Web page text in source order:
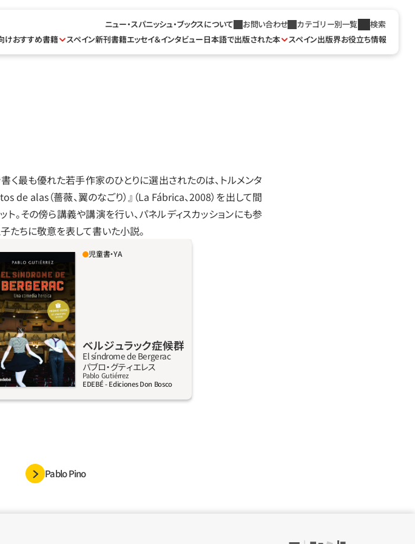
ニュー・スパニッシュ・ブックスについて お問い合わせ カテゴリー別一覧
検索
けおすすめ書籍
スペイン新刊書籍エッセイ＆インタビュー日本語で出版された本 スペイン出版界お役立ち情報
く最も優れた若手作家のひとりに選出されたのは、トルメンタ
alas（薔薇、翼のなごり）』（La Fábrica、2008）を出して間
。その傍ら講義や講演を行い、パネルディスカッションにも参
たちに敬意を表して書いた小説。
私はありふれた少女だった。だれでもそうする
うに、学校へ行き、両親とケンカし、友人を無
条件に愛し、ときどき、好きになってはいけな
人を好きになった。紙面を割く価値のあるよ
な現実離れした出来事や、英雄的な話は何も
かった。だからこの物語は、両親や友だちや、
が恋した人たちの話ではない。学校で退屈し
いる女子高生の日常の話なんかじゃない。こ
物語の主人公はたったひとつ、鼻。有名で、並
れた鼻。ベルジュラックに生まれ、名をシラ
という英雄の鼻だ。
詳しく見る
児童書・YA
ベルジュラック症候群
El síndrome de Bergerac
パブロ‧グティエレス
Pablo Gutiérrez
EDEBÉ - Ediciones Don Bosco
Pablo Pino